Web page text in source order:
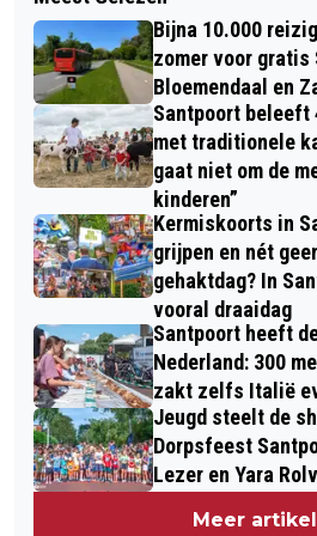
NOVA COLLEGE
VAN DER VALK
'T WORDT WEER TIJD
GRIEPPRIK: 11
NATIONALE
Bijna 10.000
zomer voor gratis
Bloemendaal en
Santpoort beleeft
met traditionele
gaat niet om de
kinderen”
Kermiskoorts in
grijpen en nét
gehaktdag? In
vooral draaidag
Santpoort heeft
Nederland: 300
zakt zelfs Italië
Jeugd steelt de
Dorpsfeest
Lezer en Yara
Meer